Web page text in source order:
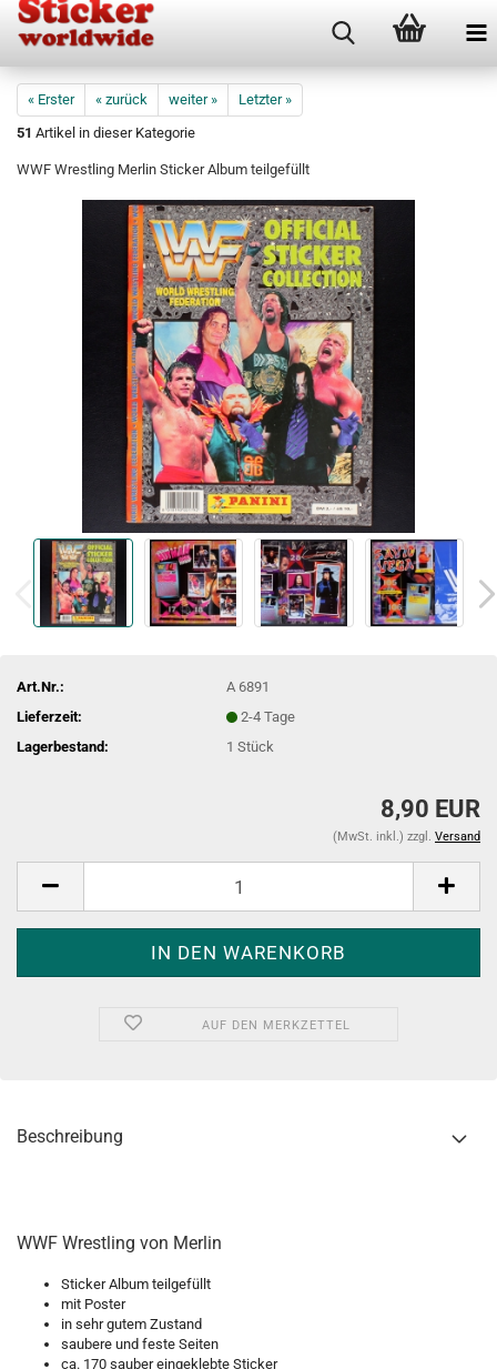
« Erster « zurück weiter »
Letzter »
51 Artikel in dieser Kategorie
WWF Wrestling Merlin Sticker Album teilgefüllt
Art.Nr.:
A 6891
Lieferzeit:
2-4 Tage
Lagerbestand:
1Stück
8,90 EUR
(MwSt. inkl.) zzgl. Versand
AUF DEN MERKZETTEL
Beschreibung
WWF Wrestling von Merlin
Sticker Album teilgefüllt
mit Poster
in sehr gutem Zustand
saubere und feste Seiten
ca. 170 sauber eingeklebte Sticker